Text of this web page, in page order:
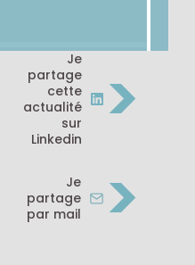
Je
partage
cette
actualité
sur
Linkedin
>
Je
partage
par mail
>